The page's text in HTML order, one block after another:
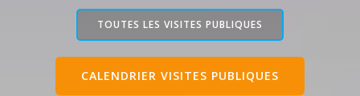
TOUTES LES VISITES PUBLIQUES
CALENDRIER VISITES PUBLIQUES